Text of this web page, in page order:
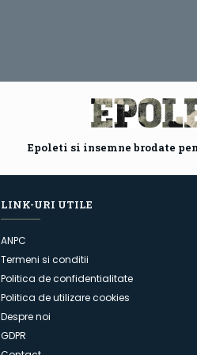
Epoleti si insemne brodate
LINK-URI UTILE
ANPC
Termeni si conditii
Politica de confidentialitate
Politica de utilizare cookies
Despre noi
GDPR